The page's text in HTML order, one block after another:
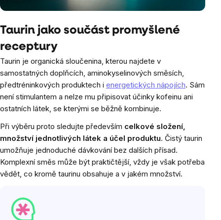
Taurin jako součást promyšlené
receptury
Taurin je organická sloučenina, kterou najdete v
samostatných doplňcích, aminokyselinových směsích,
předtréninkových produktech i energetických nápojích. Sám
není stimulantem a nelze mu připisovat účinky kofeinu ani
ostatních látek, se kterými se běžně kombinuje.
Při výběru proto sledujte především celkové složení,
množství jednotlivých látek a účel produktu. Čistý taurin
umožňuje jednoduché dávkování bez dalších přísad.
Komplexní směs může být praktičtější, vždy je však potřeba
vědět, co kromě taurinu obsahuje a v jakém množství.